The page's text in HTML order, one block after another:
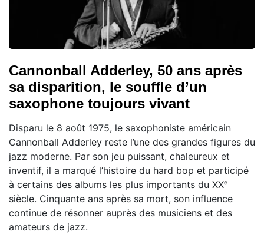
Cannonball Adderley, 50 ans après
sa disparition, le souffle d’un
saxophone toujours vivant
Disparu le 8 août 1975, le saxophoniste américain
Cannonball Adderley reste l’une des grandes figures du
jazz moderne. Par son jeu puissant, chaleureux et
inventif, il a marqué l’histoire du hard bop et participé
à certains des albums les plus importants du XXᵉ
siècle. Cinquante ans après sa mort, son influence
continue de résonner auprès des musiciens et des
amateurs de jazz.